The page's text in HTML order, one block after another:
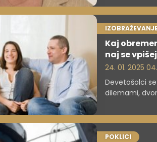
financiranje
svetuje
IZOBRAŽEVANJE
Kaj
naj se
24. 01. 2025
Devetošolci
dilemami,
največjih
POKLICI